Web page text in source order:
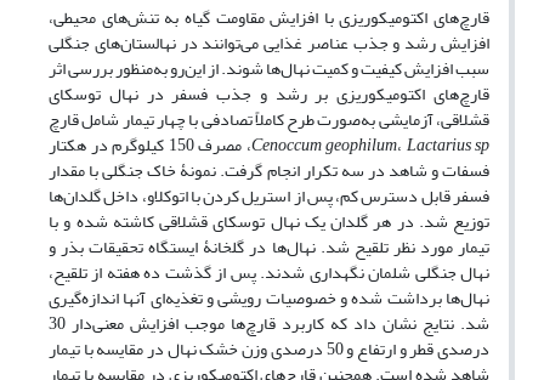
قارچ‌های اکتومیکوریزی با افزایش مقاومت گیاه به تنش‌های محیطی،
افزایش رشد و جذب عناصر غذایی می‌توانند در نهالستان‌های جنگلی
سبب افزایش کیفیت و کمیت نهال‌ها شوند. از این‌رو به‌منظور بررسی اثر
قارچ‌های اکتومیکوریزی بر رشد و جذب فسفر در نهال توسکای
قشلاقی، آزمایشی به‌صورت طرح کاملاً تصادفی با چهار تیمار شامل قارچ
Cenoccumgeophilum،Lactariussp ، مصرف 150 کیلوگرم در هکتار
فسفات و شاهد در سه تکرار انجام گرفت. نمونۀ خاک جنگلی با مقدار
فسفر قابل ‌دسترس کم، پس از استریل کردن با اتوکلاو، داخل گلدان‌ها
توزیع شد. در هر گلدان یک نهال توسکای قشلاقی کاشته شده و با
تیمار مورد نظر تلقیح شد. نهال‌ها در گلخانۀ ایستگاه تحقیقات بذر و
نهال جنگلی شلمان نگهداری شدند. پس از گذشت ده هفته از تلقیح،
نهال‌ها برداشت‌ شده و خصوصیات رویشی و تغذیه‌ای آنها اندازه‌گیری
شد. نتایج نشان داد که کاربرد قارچ‌ها موجب افزایش معنی‌دار 30
درصدی قطر و ارتفاع و 50 درصدی وزن خشک نهال در مقایسه با تیمار